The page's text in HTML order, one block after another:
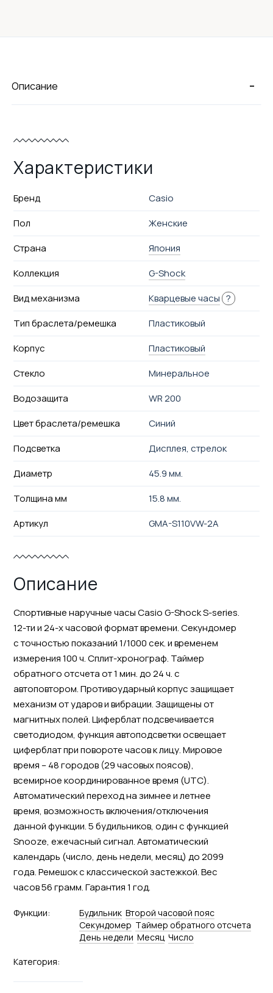
-
Описание
Характеристики
Бренд
Casio
Пол
Женские
Страна
Япония
Коллекция
G-Shock
Вид механизма
Кварцевые часы ?
Тип браслета/ремешка
Пластиковый
Корпус
Пластиковый
Стекло
Минеральное
Водозащита
WR 200
Цвет браслета/ремешка
Синий
Подсветка
Дисплея, стрелок
Диаметр
45.9 мм.
Толщина мм
15.8 мм.
Артикул
GMA-S110VW-2A
Описание
Спортивные наручные часы Casio G-Shock S-series.
12-ти и 24-х часовой формат времени. Секундомер
с точностью показаний 1/1000 сек. и временем
измерения 100 ч. Сплит-хронограф. Таймер
обратного отсчета от 1 мин. до 24 ч. с
автоповтором. Противоударный корпус защищает
механизм от ударов и вибрации. Защищены от
магнитных полей. Циферблат подсвечивается
светодиодом, функция автоподсветки освещает
циферблат при повороте часов к лицу. Мировое
время – 48 городов (29 часовых поясов),
всемирное координированное время (UTC).
Автоматический переход на зимнее и летнее
время, возможность включения/отключения
данной функции. 5 будильников, один с функцией
Snooze, ежечасный сигнал. Автоматический
календарь (число, день недели, месяц) до 2099
года. Ремешок с классической застежкой. Вес
часов 56 грамм. Гарантия 1 год.
Функции: Будильник Второй часовой пояс
Секундомер Tаймер обратного отсчета
День недели Месяц Число
Категория: